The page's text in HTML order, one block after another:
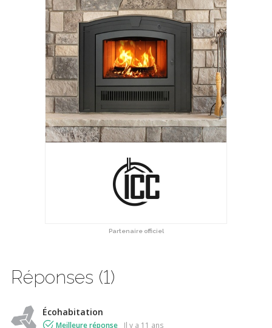
Partenaire officiel
Réponses (1)
Écohabitation
Meilleure réponse il y a 11 ans